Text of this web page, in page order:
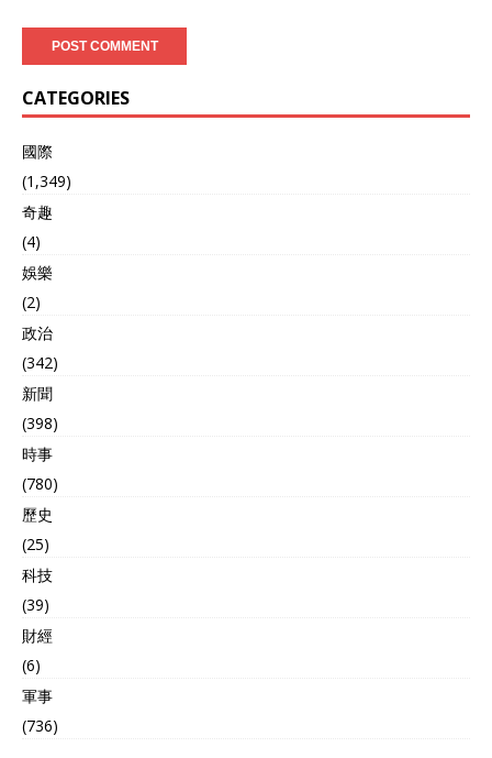
CATEGORIES
國際
(1,349)
奇趣
(4)
娛樂
(2)
政治
(342)
新聞
(398)
時事
(780)
歷史
(25)
科技
(39)
財經
(6)
軍事
(736)